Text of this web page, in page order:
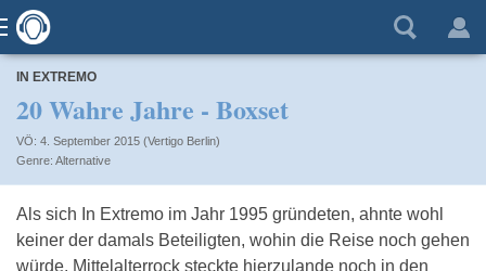
IN EXTREMO
20 Wahre Jahre - Boxset
VÖ: 4. September 2015 (Vertigo Berlin)
Alternative
Als sich In Extremo im Jahr 1995 gründeten, ahnte wohl
keiner der damals Beteiligten, wohin die Reise noch gehen
würde. Mittelalterrock steckte hierzulande noch in den